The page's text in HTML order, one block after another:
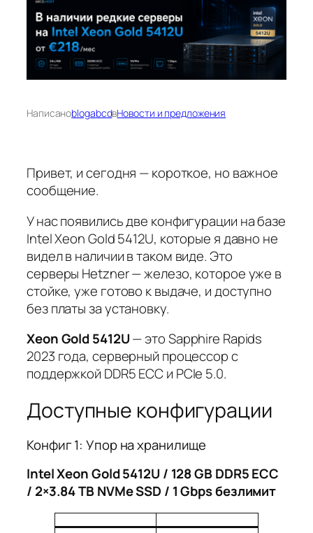
НаписаноblogabcdвНовости и предложения
Привет, и сегодня — короткое, но важное
сообщение.
У нас появились две конфигурации на базе
Intel Xeon Gold 5412U, которые я давно не
видел в наличии в таком виде. Это
серверы Hetzner — железо, которое уже в
стойке, уже готово к выдаче, и доступно
без платы за установку.
Xeon Gold 5412U— это Sapphire Rapids
2023 года, серверный процессор с
поддержкой DDR5 ECC и PCIe 5.0.
Доступные конфигурации
Конфиг 1: Упор на хранилище
Intel Xeon Gold 5412U / 128 GB DDR5 ECC
/ 2×3.84 TB NVMe SSD / 1 Gbps безлимит